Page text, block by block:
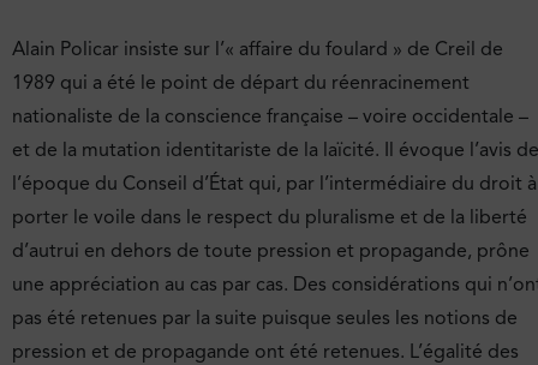
Alain Policar insiste sur l’« affaire du foulard » de Creil de
1989 qui a été le point de départ du réenracinement
nationaliste de la conscience française – voire occidentale –
et de la mutation identitariste de la laïcité. Il évoque l’avis de
l’époque du Conseil d’État qui, par l’intermédiaire du droit à
porter le voile dans le respect du pluralisme et de la liberté
d’autrui en dehors de toute pression et propagande, prône
une appréciation au cas par cas. Des considérations qui
pas été retenues par la suite puisque seules les notions de
pression et de propagande ont été retenues. L’égalité des